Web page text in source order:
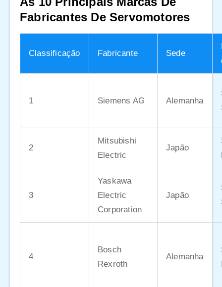
Fabricantes De Servomotores
Classificação Fabricante Sede
1 Siemens AG Alemanha
2
Mitsubishi
Electric
Japão
3
Yaskawa
Electric
Corporation
Japão
4
Bosch
Rexroth
Alemanha